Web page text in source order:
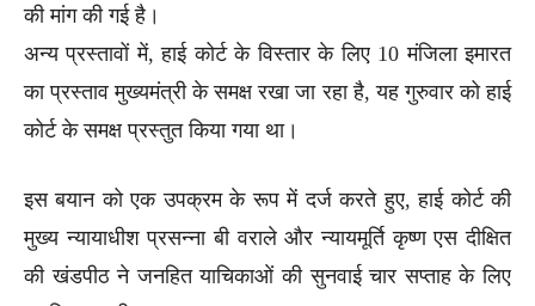
की मांग की गई है।
अन्य प्रस्तावों में, हाई कोर्ट के विस्तार के लिए 10 मंजिला इमारत
का प्रस्ताव मुख्यमंत्री के समक्ष रखा जा रहा है, यह गुरुवार को हाई
कोर्ट के समक्ष प्रस्तुत किया गया था।
इस बयान को एक उपक्रम के रूप में दर्ज करते हुए, हाई कोर्ट की
मुख्य न्यायाधीश प्रसन्ना बी वराले और न्यायमूर्ति कृष्ण एस दीक्षित
की खंडपीठ ने जनहित याचिकाओं की सुनवाई चार सप्ताह के लिए